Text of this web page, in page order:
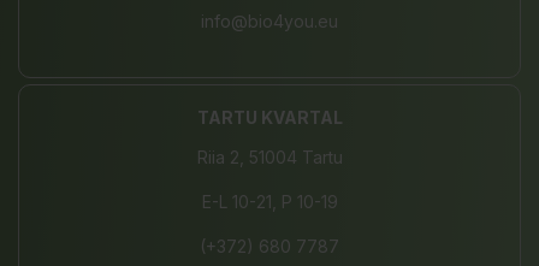
info@bio4you.eu
TARTU KVARTAL
Riia 2, 51004 Tartu
E-L 10-21, P 10-19
(+372) 680 7787